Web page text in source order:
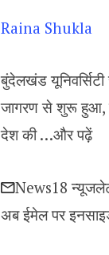
Raina Shukla
बुंदेलखंड
जागरण से शुरू हुआ,
देश की …और पढ़ें
News18
अब ईमेल पर